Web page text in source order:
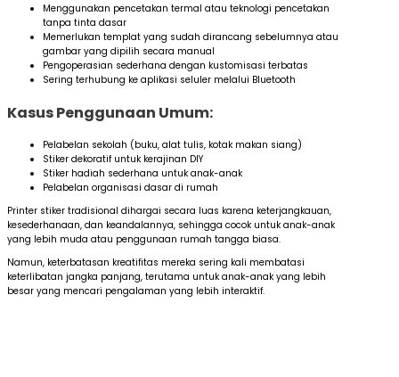
Menggunakan pencetakan termal atau teknologi pencetakan
tanpa tinta dasar
Memerlukan templat yang sudah dirancang sebelumnya atau
gambar yang dipilih secara manual
Pengoperasian sederhana dengan kustomisasi terbatas
Sering terhubung ke aplikasi seluler melalui Bluetooth
Kasus Penggunaan Umum:
Pelabelan sekolah (buku, alat tulis, kotak makan siang)
Stiker dekoratif untuk kerajinan DIY
Stiker hadiah sederhana untuk anak-anak
Pelabelan organisasi dasar di rumah
Printer stiker tradisional dihargai secara luas karena keterjangkauan,
kesederhanaan, dan keandalannya, sehingga cocok untuk anak-anak
yang lebih muda atau penggunaan rumah tangga biasa.
Namun, keterbatasan kreatifitas mereka sering kali membatasi
keterlibatan jangka panjang, terutama untuk anak-anak yang lebih
besar yang mencari pengalaman yang lebih interaktif.